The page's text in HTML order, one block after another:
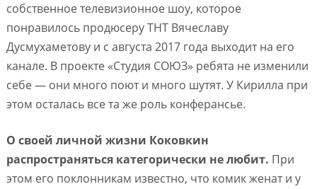
собственное телевизионное шоу, которое
понравилось продюсеру ТНТ Вячеславу
Дусмухаметову и с августа 2017 года выходит на его
канале. В проекте «Студия СОЮЗ» ребята не изменили
себе — они много поют и много шутят. У Кирилла при
этом осталась все та же роль конферансье.
О своей личной жизни Коковкин
распространяться категорически не любит. При
этом его поклонникам известно, что комик женат и у